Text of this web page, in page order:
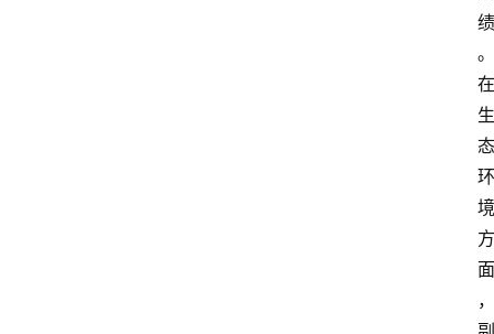
绩
。
在
生
态
环
境
方
面
，